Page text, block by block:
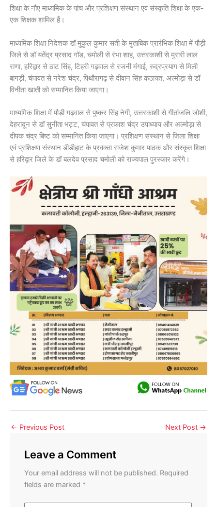
शिक्षा के नौए माध्यमिक के पांच और प्रशिक्षण संस्थान एवं संस्कृति शिक्षा के एक-
एक शिक्षक शामिल हैं।
माध्यमिक शिक्षा निदेशक डॉ मुकुल कुमार सती के मुताबिक प्रारंभिक शिक्षा में पौड़ी
जिले से डॉ यतेंद्र प्रसाद गॉड, चमोली से रंभा शाह, उत्तरकाशी से मुरारी लाल
राणा, हरिद्वार से ठाट सिंह, टिहरी गढ़वाल से रजनी मंगाई, रुद्रप्रयाग से मिली
बागड़ी, चंपावत से नरेश चंद्र, पिथौरागढ़ से दीवान सिंह कठायत, अल्मोड़ा से डॉ
विनीता खाती को सम्मानित किया जाएगा।
माध्यमिक शिक्षा में पौड़ी गढ़वाल से पुष्कर सिंह नेगी, उत्तरकाशी से गीतांजलि जोशी,
देहरादून से डॉ सुनीता भट्ट, चंपावत से प्रकाश चंद्र उपाध्याय और अल्मोड़ा से
दीपक चंद्र बिष्ट को सम्मानित किया जाएगा। प्रशिक्षण संस्थान से जिला शिक्षा
एवं प्रशिक्षण संस्थान डीडीहाट के प्रवक्ता राजेश कुमार पाठक और संस्कृत शिक्षा
से हरिद्वार जिले के डॉ बलदेव प्रसाद चमोली को राज्यपाल पुरस्कार करेंगे।
← Previous Post Next Post →
Leave a Comment
Your email address will not be published. Required
fields are marked *